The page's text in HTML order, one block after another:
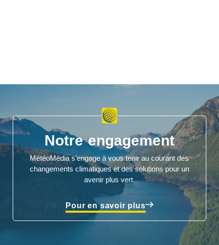
Notre engagement
MétéoMédia s’engage à vous tenir au courant des
changements climatiques et des solutions pour un
avenir plus vert.
Pour en savoir plus